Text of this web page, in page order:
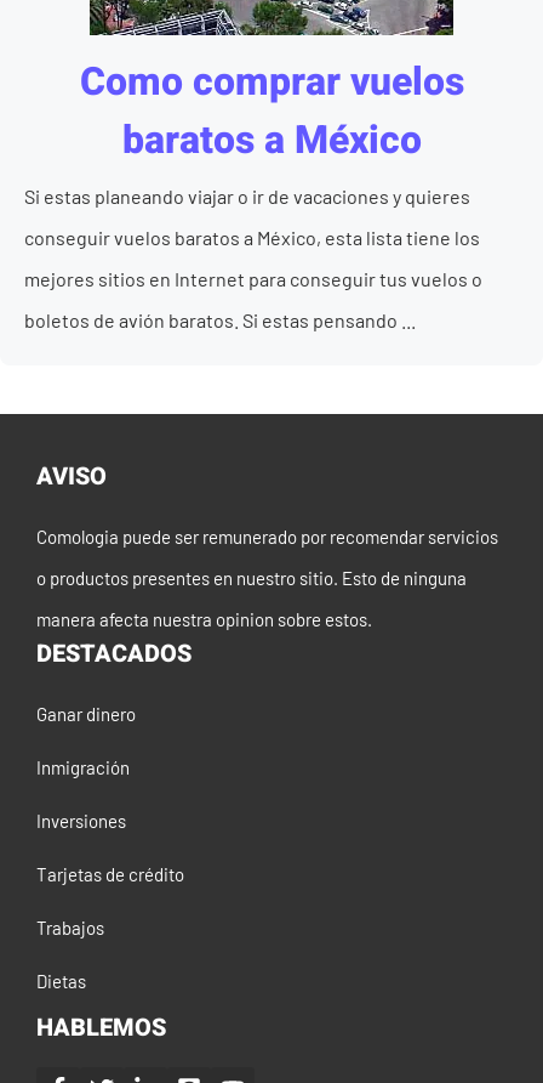
Como comprar vuelos
baratos a México
Si estas planeando viajar o ir de vacaciones y quieres
conseguir vuelos baratos a México, esta lista tiene los
mejores sitios en Internet para conseguir tus vuelos o
boletos de avión baratos. Si estas pensando ...
AVISO
Comologia puede ser remunerado por recomendar servicios
o productos presentes en nuestro sitio. Esto de ninguna
manera afecta nuestra opinion sobre estos.
DESTACADOS
Ganar dinero
Inmigración
Inversiones
Tarjetas de crédito
Trabajos
Dietas
HABLEMOS